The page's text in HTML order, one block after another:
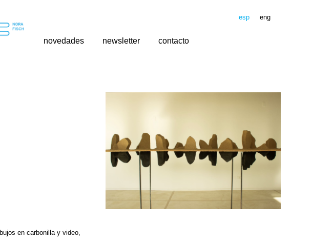
novedades newsletter contacto
en carbonilla y video,
esp eng